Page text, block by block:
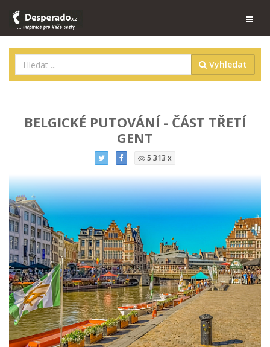
Vyhledat
BELGICKÉ PUTOVÁNÍ - ČÁST TŘETÍ
GENT
5 313 x